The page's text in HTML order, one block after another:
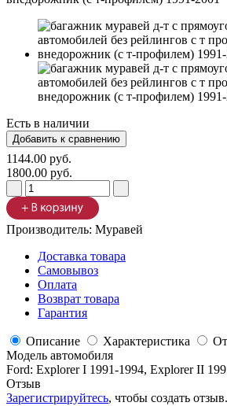
Есть в наличии
1144.00 руб.
1800.00 руб.
Производитель: Муравей
Доставка товара
Самовывоз
Оплата
Возврат товара
Гарантия
Описание Характеристика
Модель автомобиля
Ford: Explorer I 1991-1994, Explorer II
Отзыв
Зарегистрируйтесь, чтобы создать отзыв.